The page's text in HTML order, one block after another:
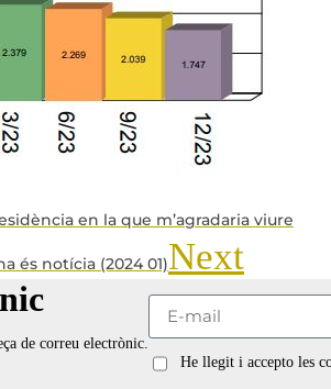
en la que m’agradaria viure
és notícia (2024 01)Next
de correu electrònic.
He llegit i accepto les